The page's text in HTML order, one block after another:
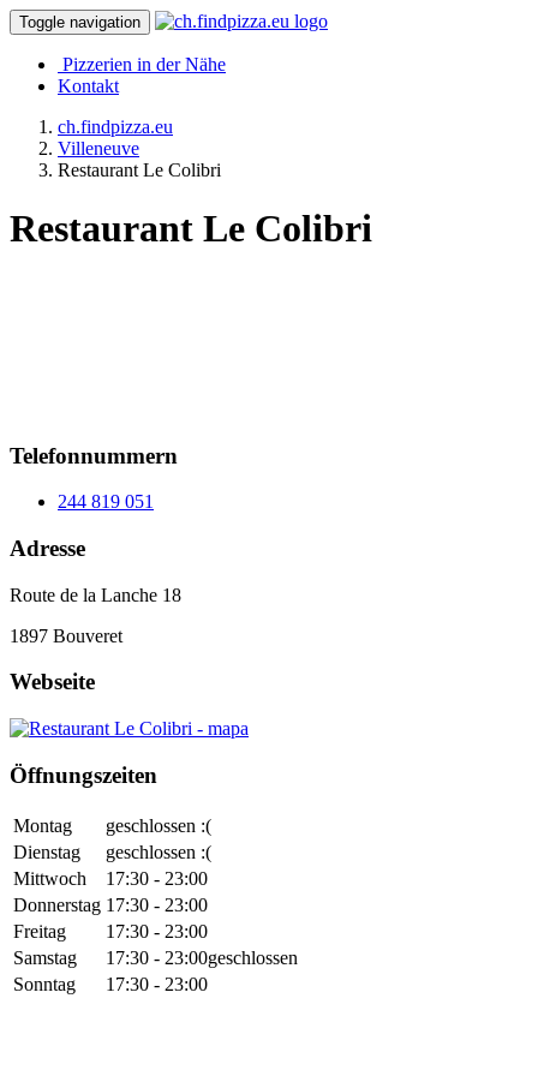
Toggle navigation
Pizzerien in der Nähe
Kontakt
ch.findpizza.eu
Villeneuve
Restaurant Le Colibri
Restaurant Le Colibri
Telefonnummern
244 819 051
Adresse
Route de la Lanche 18
1897 Bouveret
Webseite
Öffnungszeiten
Montag
geschlossen :(
Dienstag
geschlossen :(
Mittwoch
17:30 - 23:00
Donnerstag 17:30 - 23:00
Freitag
17:30 - 23:00
Samstag
17:30 - 23:00geschlossen
Sonntag
17:30 - 23:00